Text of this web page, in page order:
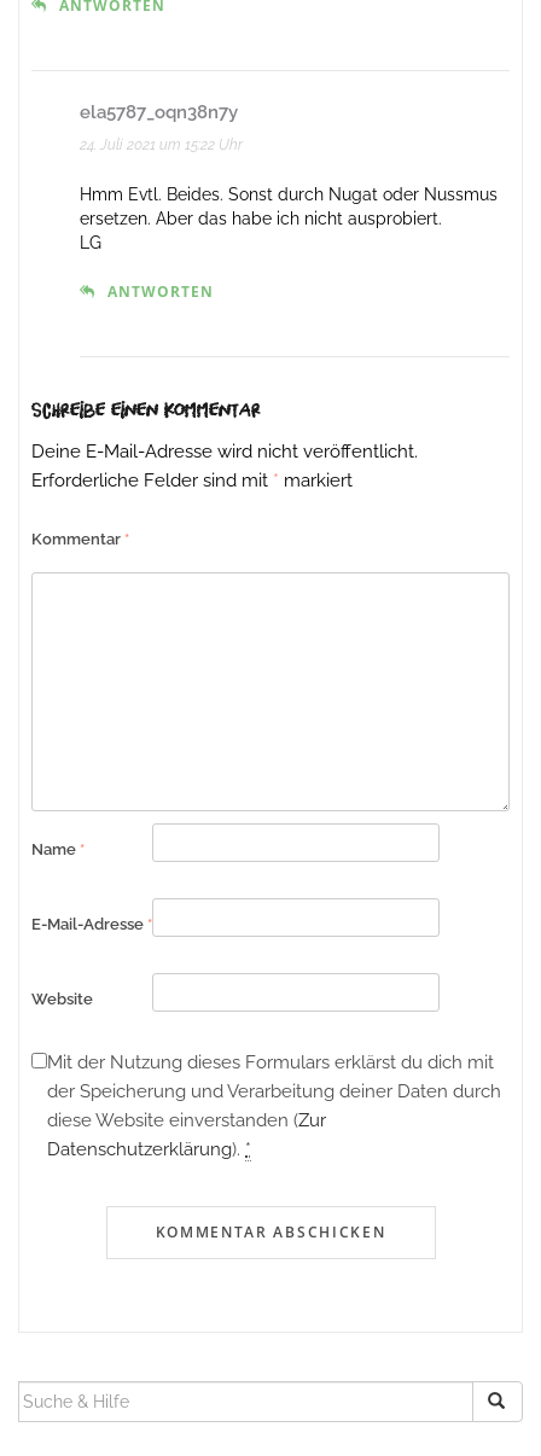
ANTWORTEN
ela5787_oqn38n7y
24. Juli 2021 um 15:22 Uhr
Hmm Evtl. Beides. Sonst durch Nugat oder Nussmus
ersetzen. Aber das habe ich nicht ausprobiert.
LG
ANTWORTEN
Schreibe einen Kommentar
Deine E-Mail-Adresse wird nicht veröffentlicht.
Erforderliche Felder sind mit * markiert
Kommentar *
Name *
E-Mail-Adresse *
Website
Mit der Nutzung dieses Formulars erklärst du dich mit
der Speicherung und Verarbeitung deiner Daten durch
diese Website einverstanden (Zur
Datenschutzerklärung). *
SUCHEN
NACH: